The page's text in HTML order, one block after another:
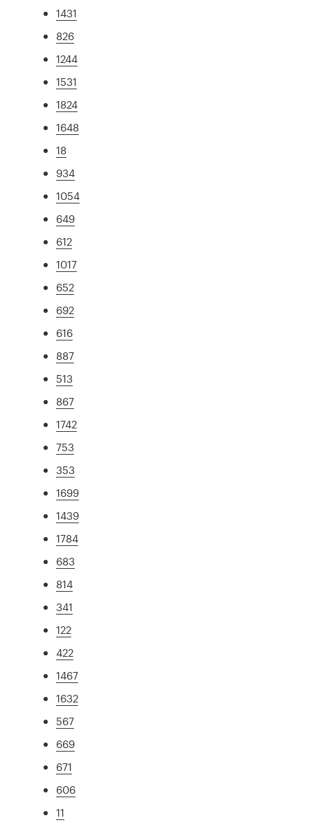
1431
826
1244
1531
1824
1648
18
934
1054
649
612
1017
652
692
616
887
513
867
1742
753
353
1699
1439
1784
683
814
341
122
422
1467
1632
567
669
671
606
11